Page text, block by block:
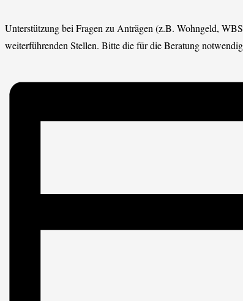
Unterstützung bei Fragen zu Anträgen (z.B. Wohngeld,
weiterführenden Stellen. Bitte die für die Beratung